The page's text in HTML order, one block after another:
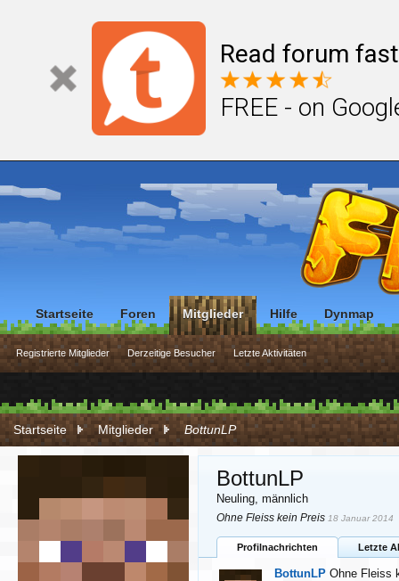
Read forum
FREE - on
Startseite Mitglieder BottunLP
BottunLP
Neuling, männlich
Ohne Fleiss kein Preis 18 Januar 2014
Profilnachrichten Letzte
BottunLP Ohne Fleiss
Startseite Foren Mitglieder
Registrierte Mitglieder Derzeitige Besucher Letzte Aktivitäten
Hilfe Dynmap